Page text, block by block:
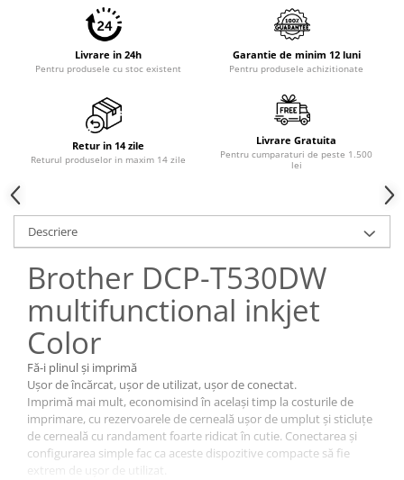
Livrare in 24h
Pentru produsele cu stoc existent
Garantie de minim 12 luni
Pentru produsele achizitionate
Retur in 14 zile
Returul produselor in maxim 14 zile
Livrare Gratuita
Pentru cumparaturi de peste 1.500
lei
Descriere
Brother DCP-T530DW
multifunctional inkjet
Color
Fă-i plinul și imprimă
Ușor de încărcat, ușor de utilizat, ușor de conectat.
Imprimă mai mult, economisind în același timp la costurile de
imprimare, cu rezervoarele de cerneală ușor de umplut și sticluțe
de cerneală cu randament foarte ridicat în cutie. Conectarea și
configurarea simple fac ca aceste dispozitive compacte să fie
extrem de ușor de utilizat.